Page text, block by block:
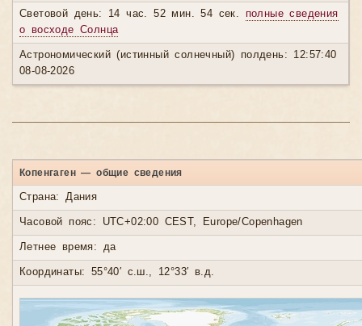
Световой день: 14 час. 52 мин. 54 сек. полные сведения
о восходе Солнца
Астрономический (истинный солнечный) полдень: 12:57:40
08-08-2026
Копенгаген — общие сведения
Страна: Дания
Часовой пояс: UTC+02:00 CEST, Europe/Copenhagen
Летнее время: да
Координаты: 55°40′ с.ш., 12°33′ в.д.